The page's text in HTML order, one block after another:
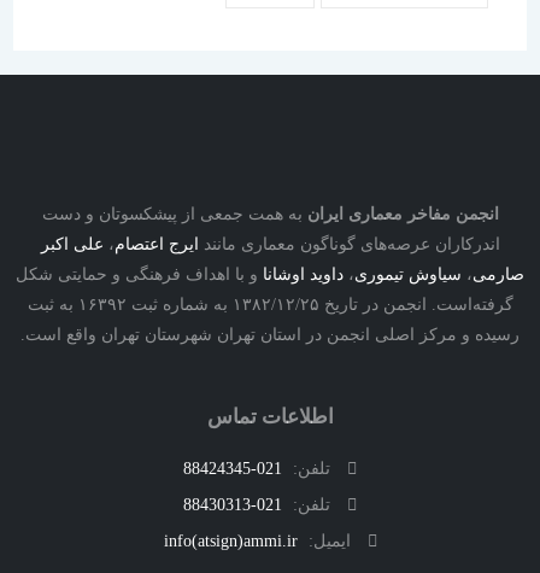
مفاخر معماری ایرانبه همت جمعی از پیشکسوتان و دست
عرصه‌های گوناگون معماری مانندایرج اعتصام،علی اکبر
،سیاوش تیموری،داوید اوشانا و با اهداف فرهنگی و حمایتی شکل
گرفته‌است. انجمن در تاریخ ۱۳۸۲/۱۲/۲۵ به شماره ثبت ۱۶۳۹۲ به ثبت
و مرکز اصلی انجمن در استان تهران شهرستان تهران واقع است.
اطلاعات تماس
تلفن:
021-88424345
تلفن:
021-88430313
ایمیل:
info(atsign)ammi.ir